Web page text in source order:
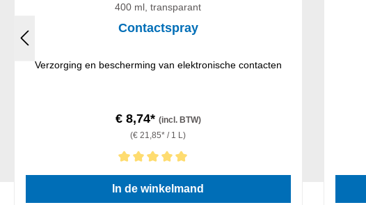
400 ml, transparant
Contactspray
Verzorging en bescherming van elektronische contacten
€ 8,74* (incl. BTW)
(€ 21,85* / 1 L)
Gemiddelde waardering van 5 van 5 sterren
In de winkelmand